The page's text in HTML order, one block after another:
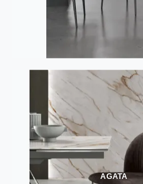
AGATA